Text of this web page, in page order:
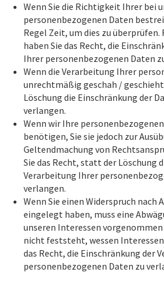
Wenn Sie die Richtigkeit Ihrer bei
personenbezogenen Daten
Regel Zeit, um dies zu überprüfen.
haben Sie das Recht, die
Ihrer personenbezogenen Daten
Wenn die Verarbeitung Ihrer
unrechtmäßig geschah /
Löschung die Einschränkung der
verlangen.
Wenn wir Ihre
benötigen, Sie sie jedoch zur
Geltendmachung von
Sie das Recht, statt der Löschung
Verarbeitung Ihrer
verlangen.
Wenn Sie einen Widerspruch nach
eingelegt haben, muss eine
unseren Interessen
nicht feststeht, wessen
das Recht, die Einschränkung der
personenbezogenen Daten zu